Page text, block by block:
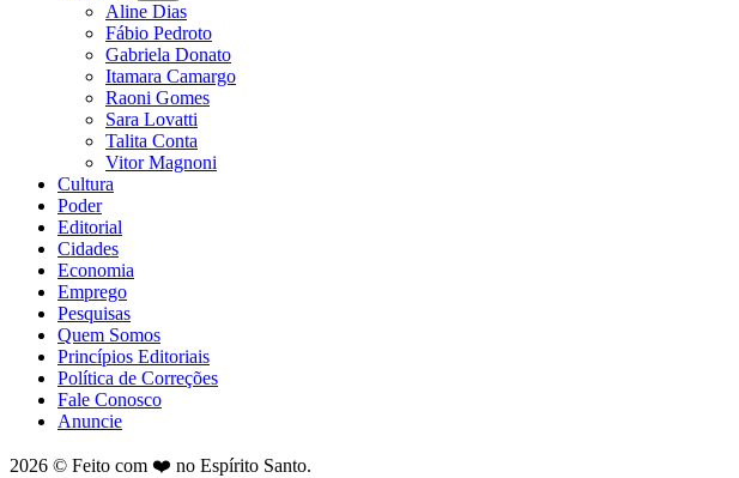
Aline Dias
Fábio Pedroto
Gabriela Donato
Itamara Camargo
Raoni Gomes
Sara Lovatti
Talita Conta
Vitor Magnoni
Cultura
Poder
Editorial
Cidades
Economia
Emprego
Pesquisas
Quem Somos
Princípios Editoriais
Política de Correções
Fale Conosco
Anuncie
2026 © Feito com ❤️ no Espírito Santo.